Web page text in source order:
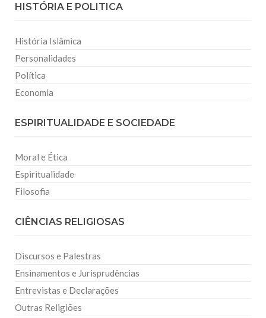
HISTÓRIA E POLITICA
História Islâmica
Personalidades
Política
Economia
ESPIRITUALIDADE E SOCIEDADE
Moral e Ética
Espiritualidade
Filosofia
CIÊNCIAS RELIGIOSAS
Discursos e Palestras
Ensinamentos e Jurisprudências
Entrevistas e Declarações
Outras Religiões